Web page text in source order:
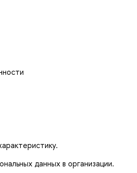
данных в организации.